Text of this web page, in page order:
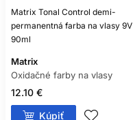
Matrix Tonal Control demi-
permanentná farba na vlasy 9V
90ml
Matrix
Oxidačné farby na vlasy
12.10 €
Kúpiť